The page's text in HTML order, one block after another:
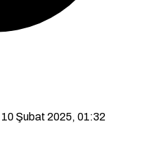
10 Şubat 2025, 01:32